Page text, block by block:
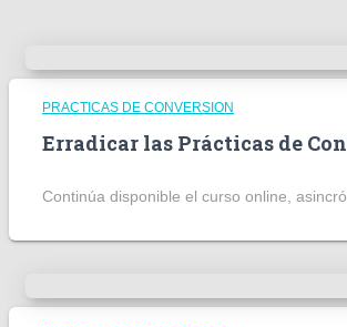
PRACTICAS DE CONVERSION
Erradicar las Prácticas de
Continúa disponible el curso online,